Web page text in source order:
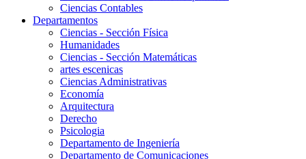
Ciencias Contables
Departamentos
Ciencias - Sección Física
Humanidades
Ciencias - Sección Matemáticas
artes escenicas
Ciencias Administrativas
Economía
Arquitectura
Derecho
Psicologia
Departamento de Ingeniería
Departamento de Comunicaciones